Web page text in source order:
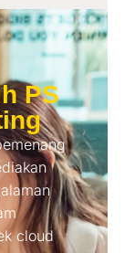
PS
cloud